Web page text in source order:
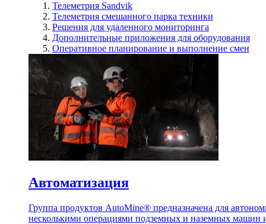
Телеметрия Sandvik
Телеметрия смешанного парка техники
Решения для удаленного мониторинга
Дополнительные приложения для оборудования
Оперативное планирование и выполнение смен
Автоматизация
Группа продуктов AutoMine® предназначена для
несколькими операциями подземных и наземных машин